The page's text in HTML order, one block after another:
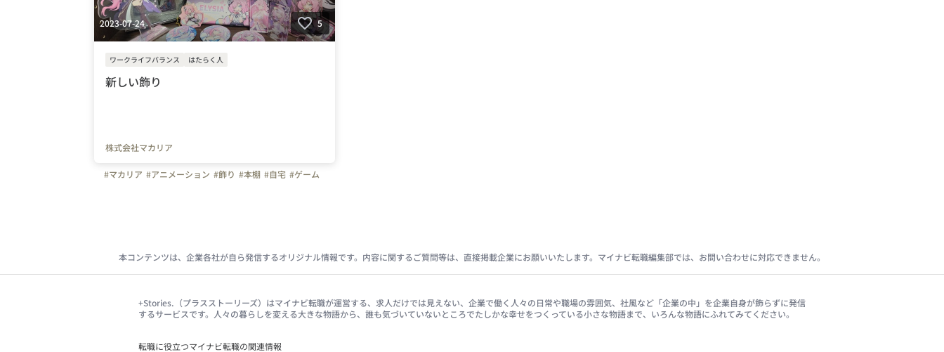
2023-07-24 5
ワークライフバランス はたらく人
新しい飾り
株式会社マカリア
#マカリア #アニメーション #飾り #本棚 #自宅 #ゲーム
本コンテンツは、企業各社が自ら発信するオリジナル情報です。内容に関するご質問等は、直接掲載企業にお願いいたします。マイナビ転職編集部では、お問い合わせに対応できません。
+Stories.（プラスストーリーズ）はマイナビ転職が運営する、求人だけでは見えない、企業で働く人々の日常や職場の雰囲気、社風など「企業の中」を企業自身が飾らずに発信
するサービスです。人々の暮らしを変える大きな物語から、誰も気づいていないところでたしかな幸せをつくっている小さな物語まで、いろんな物語にふれてみてください。
転職に役立つマイナビ転職の関連情報